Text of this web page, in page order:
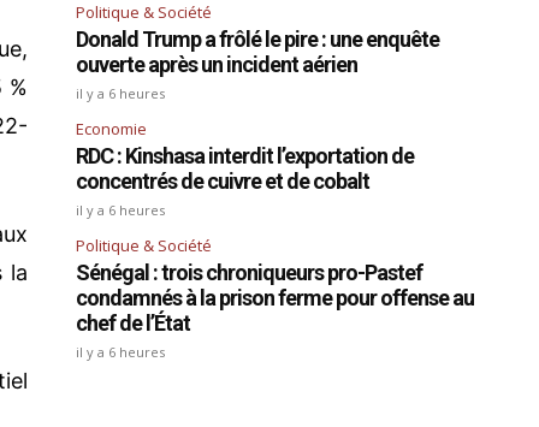
%
la
Politique & Société
Donald Trump a frôlé le pire : une enquête
ouverte après un incident aérien
il y a 6 heures
Economie
RDC : Kinshasa interdit l’exportation de
concentrés de cuivre et de cobalt
il y a 6 heures
Politique & Société
Sénégal : trois chroniqueurs pro-Pastef
condamnés à la prison ferme pour offense au
chef de l’État
il y a 6 heures